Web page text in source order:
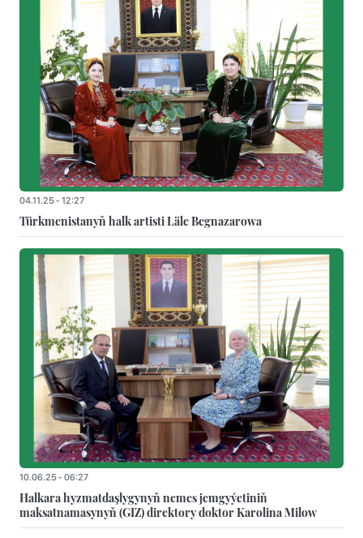
04.11.25 - 12:27
Türkmenistanyň halk artisti Läle Begnazarowa
10.06.25 - 06:27
Halkara hyzmatdaşlygynyň nemes jemgyýetiniň
maksatnamasynyň (GIZ) direktory doktor Karolina Milow